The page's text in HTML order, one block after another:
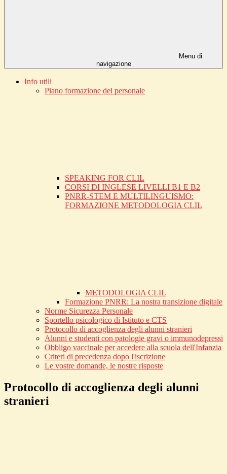
Menu di
navigazione
Info utili
Piano formazione del personale
SPEAKING FOR CLIL
CORSI DI INGLESE LIVELLI B1 E B2
PNRR-STEM E MULTILINGUISMO:
FORMAZIONE METODOLOGIA CLIL
METODOLOGIA CLIL
Formazione PNRR: La nostra transizione digitale
Norme Sicurezza Personale
Sportello psicologico di Istituto e CTS
Protocollo di accoglienza degli alunni stranieri
Alunni e studenti con patologie gravi o immunodepressi
Obbligo vaccinale per accedere alla scuola dell'Infanzia
Criteri di precedenza dopo l'iscrizione
Le vostre domande, le nostre risposte
Protocollo di accoglienza degli alunni
stranieri